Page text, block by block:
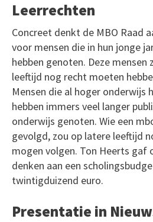
Leerrechten
Concreet denkt de MBO Raad
voor mensen die in hun jonge
hebben genoten. Deze mensen
leeftijd nog recht moeten
Mensen die al hoger onderwijs
hebben immers veel langer
onderwijs genoten. Wie een
gevolgd, zou op latere leeftijd
mogen volgen. Ton Heerts gaf
denken aan een
twintigduizend euro.
Presentatie in